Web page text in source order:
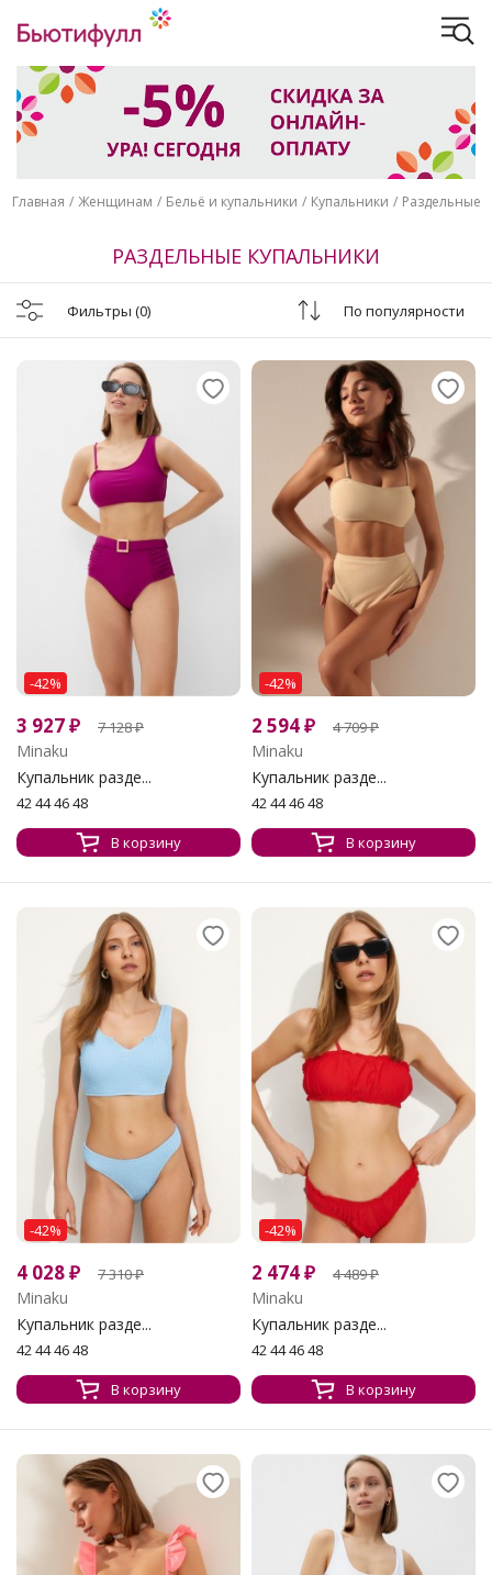
Главная Женщинам Бельё и купальники Купальники Раздельные
РАЗДЕЛЬНЫЕ КУПАЛЬНИКИ
Фильтры (0) По популярности
-42%
3 927₽ 7 128₽
Minaku
Купальник разде...
42 44 46 48
В корзину
-42%
2 594₽ 4 709₽
Minaku
Купальник разде...
42 44 46 48
В корзину
-42%
4 028₽ 7 310₽
Minaku
Купальник разде...
42 44 46 48
В корзину
-42%
2 474₽ 4 489₽
Minaku
Купальник разде...
42 44 46 48
В корзину